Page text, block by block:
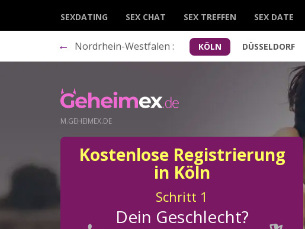
SEXDATING SEX CHAT SEX TREFFEN SEX DATE
← Nordrhein-Westfalen : KÖLN DÜSSELDORF
M.GEHEIMEX.DE
Kostenlose Registrierung
in Köln
Schritt 1
Dein Geschlecht?